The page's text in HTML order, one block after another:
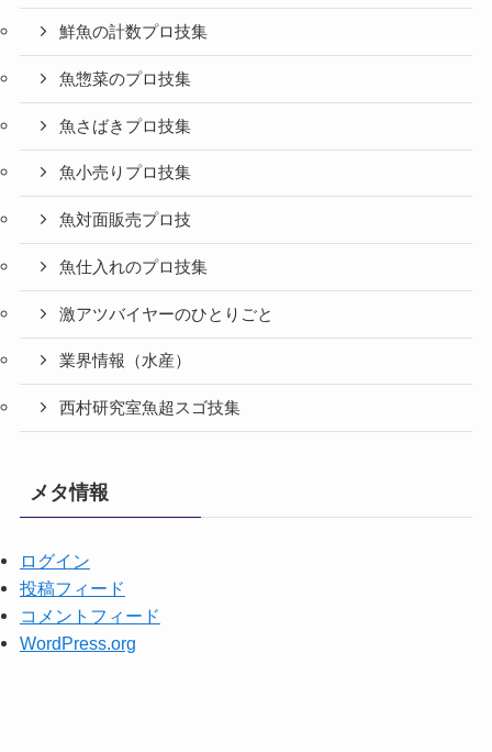
鮮魚の計数プロ技集
魚惣菜のプロ技集
魚さばきプロ技集
魚小売りプロ技集
魚対面販売プロ技
魚仕入れのプロ技集
激アツバイヤーのひとりごと
業界情報（水産）
西村研究室魚超スゴ技集
メタ情報
ログイン
投稿フィード
コメントフィード
WordPress.org